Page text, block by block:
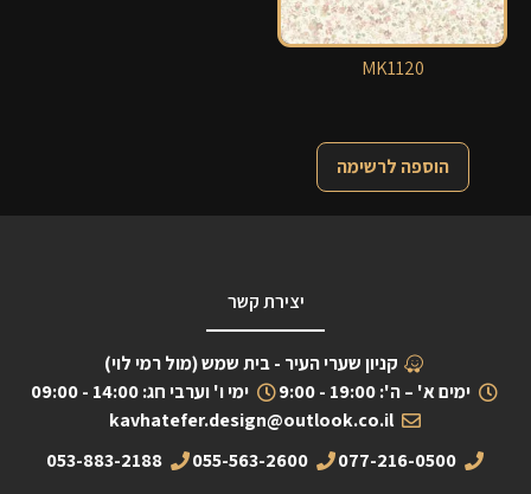
MK1120
הוספה לרשימה
יצירת קשר
קניון שערי העיר - בית שמש (מול רמי לוי)
ימים א' – ה': 19:00 - 9:00
ימי ו' וערבי חג: 14:00 - 09:00
kavhatefer.design@outlook.co.il
077-216-0500
055-563-2600
053-883-2188